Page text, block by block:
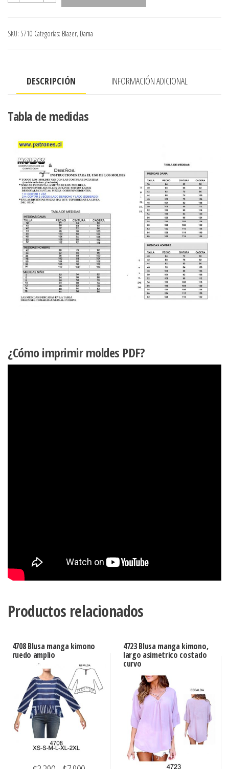
integrado
SKU: 5710 Categorías: Blazer, Dama
DESCRIPCIÓN INFORMACIÓN ADICIONAL
Tabla de medidas
¿Cómo imprimir moldes PDF?
Productos relacionados
4708 Blusa manga kimono
ruedo amplio
4723 Blusa manga kimono,
largo asimetrico costado
curvo